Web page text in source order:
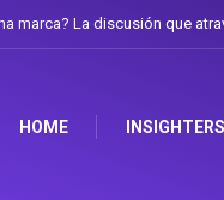
marca? La discusión que
HOME INSIGHTERS